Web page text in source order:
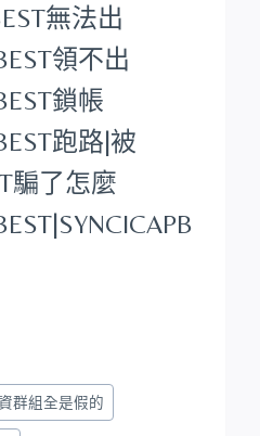
無法出
領不出
鎖帳
跑路|被
騙了怎麼
|SYNCICAPB
群組全是假的